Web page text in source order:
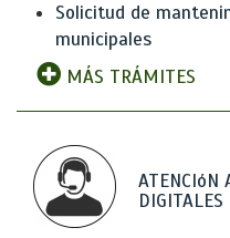
Solicitud de
municipales
MÁS TRÁMITES
ATENCIóN
DIGITALES